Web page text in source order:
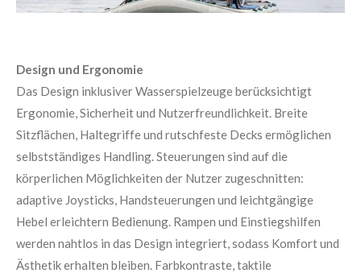
Design und Ergonomie
Das Design inklusiver Wasserspielzeuge berücksichtigt
Ergonomie, Sicherheit und Nutzerfreundlichkeit. Breite
Sitzflächen, Haltegriffe und rutschfeste Decks ermöglichen
selbstständiges Handling. Steuerungen sind auf die
körperlichen Möglichkeiten der Nutzer zugeschnitten:
adaptive Joysticks, Handsteuerungen und leichtgängige
Hebel erleichtern Bedienung. Rampen und Einstiegshilfen
werden nahtlos in das Design integriert, sodass Komfort und
Ästhetik erhalten bleiben. Farbkontraste, taktile